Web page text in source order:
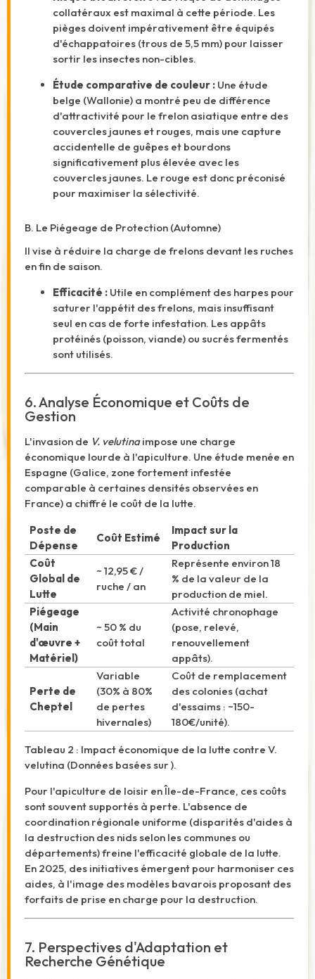
collatéraux est maximal à cette période. Les
pièges doivent impérativement être équipés
d'échappatoires (trous de 5,5 mm) pour laisser
sortir les insectes non-cibles.
Étude comparative de couleur : Une étude
belge (Wallonie) a montré peu de différence
d'attractivité pour le frelon asiatique entre des
couvercles jaunes et rouges, mais une capture
accidentelle de guêpes et bourdons
significativement plus élevée avec les
couvercles jaunes. Le rouge est donc préconisé
pour maximiser la sélectivité.
B. Le Piégeage de Protection (Automne)
Il vise à réduire la charge de frelons devant les ruches
en fin de saison.
Efficacité : Utile en complément des harpes pour
saturer l'appétit des frelons, mais insuffisant
seul en cas de forte infestation. Les appâts
protéinés (poisson, viande) ou sucrés fermentés
sont utilisés.
6. Analyse Économique et Coûts de
Gestion
L'invasion de V. velutinaimpose une charge
économique lourde à l'apiculture. Une étude menée en
Espagne (Galice, zone fortement infestée
comparable à certaines densités observées en
France) a chiffré le coût de la lutte.
Poste de
Dépense
Coût Estimé
Impact sur la
Production
Coût
Global de
Lutte
~ 12,95 € /
ruche / an
Représente environ 18
% de la valeur de la
production de miel.
Piégeage
(Main
d'œuvre +
Matériel)
~ 50 % du
coût total
Activité chronophage
(pose, relevé,
renouvellement
appâts).
Perte de
Cheptel
Variable
(30% à 80%
de pertes
hivernales)
Coût de remplacement
des colonies (achat
d'essaims : ~150-
180€/unité).
Tableau 2 : Impact économique de la lutte contre V.
velutina (Données basées sur ).
Pour l'apiculture de loisir en Île-de-France, ces coûts
sont souvent supportés à perte. L'absence de
coordination régionale uniforme (disparités d'aides à
la destruction des nids selon les communes ou
départements) freine l'efficacité globale de la lutte.
En 2025, des initiatives émergent pour harmoniser ces
aides, à l'image des modèles bavarois proposant des
forfaits de prise en charge pour la destruction.
7. Perspectives d'Adaptation et
Recherche Génétique